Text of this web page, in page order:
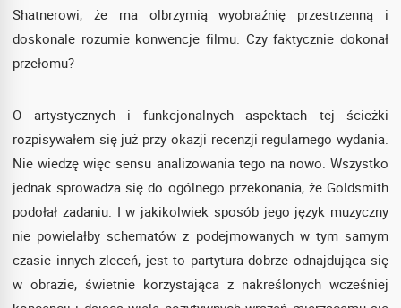
Shatnerowi, że ma olbrzymią wyobraźnię przestrzenną i
doskonale rozumie konwencje filmu. Czy faktycznie dokonał
przełomu?
O artystycznych i funkcjonalnych aspektach tej ścieżki
rozpisywałem się już przy okazji recenzji regularnego wydania.
Nie wiedzę więc sensu analizowania tego na nowo. Wszystko
jednak sprowadza się do ogólnego przekonania, że Goldsmith
podołał zadaniu. I w jakikolwiek sposób jego język muzyczny
nie powielałby schematów z podejmowanych w tym samym
czasie innych zleceń, jest to partytura dobrze odnajdująca się
w obrazie, świetnie korzystająca z nakreślonych wcześniej